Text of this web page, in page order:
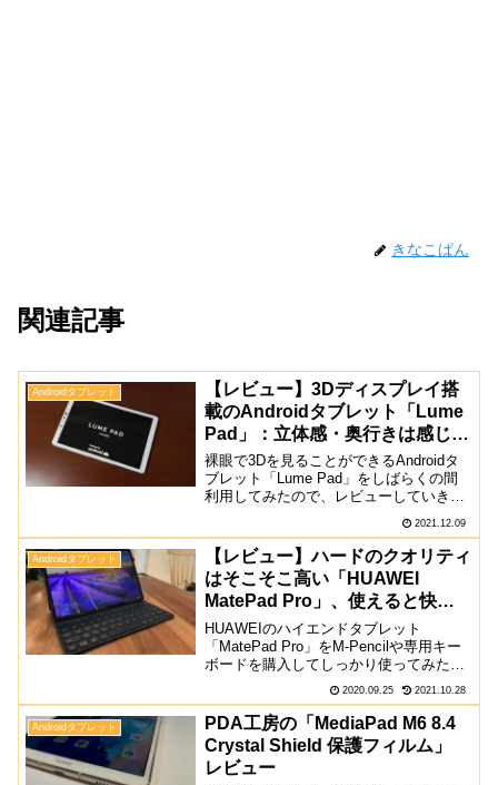
きなこぱん
関連記事
Androidタブレット
【レビュー】3Dディスプレイ搭
載のAndroidタブレット「Lume
Pad」：立体感・奥行きは感じら
れる
裸眼で3Dを見ることができるAndroidタ
ブレット「Lume Pad」をしばらくの間
利用してみたので、レビューしていきま
面は至って普通のタブレット。今回購入
したのは、Champagneモデルで、ベゼル
は...
2021.12.09
Androidタブレット
【レビュー】ハードのクオリティ
はそこそこ高い「HUAWEI
MatePad Pro」、使えると快適
は同じではない
HUAWEIのハイエンドタブレット
「MatePad Pro」をM-Pencilや専用キー
ボードを購入してしっかり使ってみたの
でレビューします。MatePad 10.4からの
買い替えとしては満足できる部分もあり
ますが、GMSが使えないこと以外...
2020.09.25 2021.10.28
Androidタブレット
PDA工房の「MediaPad M6 8.4
Crystal Shield 保護フィルム」
レビュー